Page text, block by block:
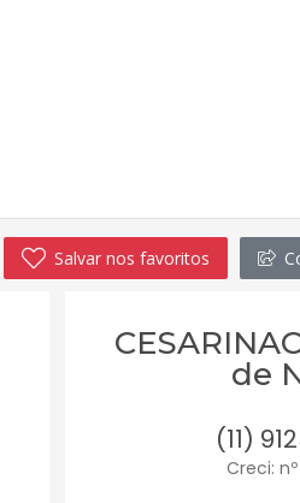
Salvar nos favoritos
de
(11)
Creci: